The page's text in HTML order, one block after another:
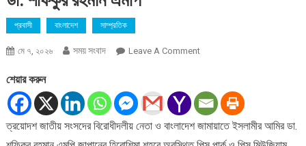
প্রবাসী বাংলাদেশ সাম্প্রতিক
মে ৭, ২০২৬ সময় সংবাদ Leave A CommentOn
পার্ক
ও
পিস
শেয়ার করুন
ত্রয়োদশ জাতীয় সংসদের বিরোধীদলীয় নেতা ও বাংলাদেশ জামায়াতে ইসলামীর আমির ডা.